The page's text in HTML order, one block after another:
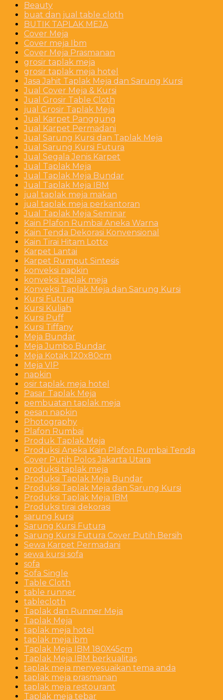
Beauty
buat dan jual table cloth
BUTIK TAPLAK MEJA
Cover Meja
Cover meja Ibm
Cover Meja Prasmanan
grosir taplak meja
grosir taplak meja hotel
Jasa Jahit Taplak Meja dan Sarung Kursi
Jual Cover Meja & Kursi
Jual Grosir Table Cloth
jual Grosir Taplak Meja
Jual Karpet Panggung
Jual Karpet Permadani
Jual Sarung Kursi dan Taplak Meja
Jual Sarung Kursi Futura
Jual Segala Jenis Karpet
Jual Taplak Meja
Jual Taplak Meja Bundar
Jual Taplak Meja IBM
jual taplak meja makan
jual taplak meja perkantoran
Jual Taplak Meja Seminar
Kain Plafon Rumbai Aneka Warna
Kain Tenda Dekorasi Konvensional
Kain Tirai Hitam Lotto
Karpet Lantai
Karpet Rumput Sintesis
konveksi napkin
konveksi taplak meja
Konveksi Taplak Meja dan Sarung Kursi
Kursi Futura
Kursi Kuliah
Kursi Puff
Kursi Tiffany
Meja Bundar
Meja Jumbo Bundar
Meja Kotak 120x80cm
Meja VIP
napkin
osir taplak meja hotel
Pasar Taplak Meja
pembuatan taplak meja
pesan napkin
Photography
Plafon Rumbai
Produk Taplak Meja
Produksi Aneka Kain Plafon Rumbai Tenda
Cover Putih Polos Jakarta Utara
produksi taplak meja
Produksi Taplak Meja Bundar
Produksi Taplak Meja dan Sarung Kursi
Produksi Taplak Meja IBM
Produksi tirai dekorasi
sarung kursi
Sarung Kursi Futura
Sarung Kursi Futura Cover Putih Bersih
Sewa Karpet Permadani
sewa kursi sofa
sofa
Sofa Single
Table Cloth
table runner
tablecloth
Taplak dan Runner Meja
Taplak Meja
taplak meja hotel
taplak meja ibm
Taplak Meja IBM 180X45cm
Taplak Meja IBM berkualitas
taplak meja menyesuaikan tema anda
taplak meja prasmanan
taplak meja restourant
Taplak meja tebar